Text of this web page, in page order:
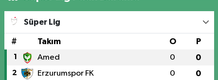
Süper Lig
# Takım O P
1 Amed 0 0
2 Erzurumspor FK 0 0